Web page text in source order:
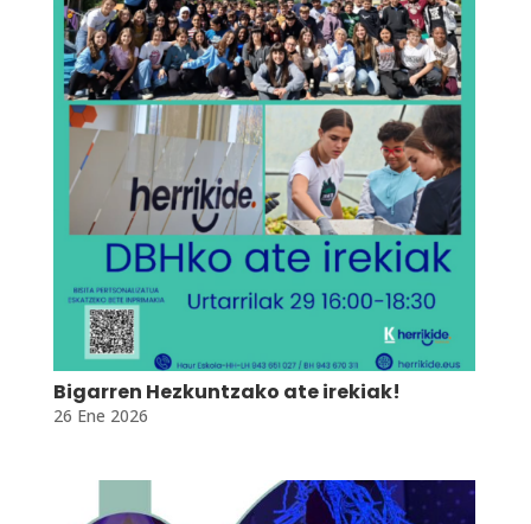
Bigarren Hezkuntzako ate irekiak!
26 Ene 2026